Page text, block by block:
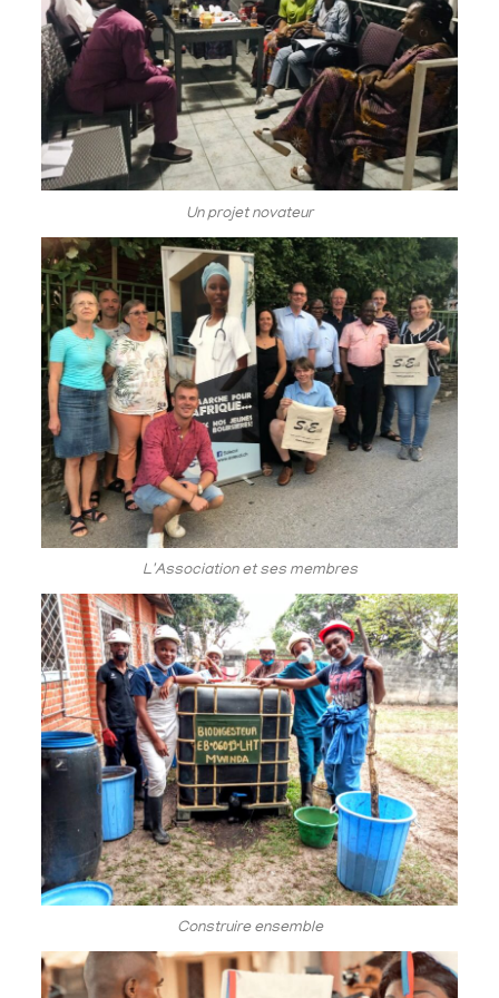
Un projet novateur
L'Association et ses membres
Construire ensemble